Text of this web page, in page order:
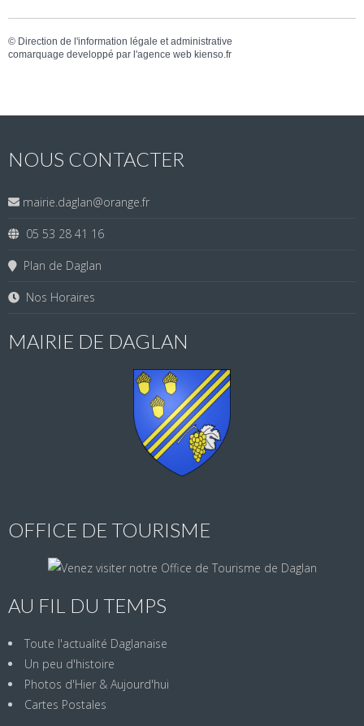
© Direction de l'information légale et administrative
comarquage developpé par l'agence web kienso.fr
NOUS CONTACTER
mairie.daglan@orange.fr
05 53 28 41 16
Plan de Daglan
Nos Horaires
MAIRIE DE DAGLAN
OFFICE DE TOURISME
AU FIL DU TEMPS
Toute l'actualité Daglanaise
Un peu d'histoire
Photos d'Hier & Aujourd'hui
Cartes Postales